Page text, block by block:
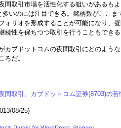
間取引市場を活性化する狙いがあるも
多いのには注目できる。銘柄数がここ
ォリオを形成することが可能になり、
続性を保ちつつ取引を行うこともできる
カブドットコムの夜間取引にどのよう
ろだ。
間取引、カブドットコム証券(8703)の苦
08/25)